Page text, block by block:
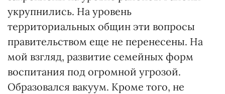
укрупнились. На уровень
территориальных общин эти вопросы
правительством еще не перенесены. На
мой взгляд, развитие семейных форм
воспитания под огромной угрозой.
Образовался вакуум. Кроме того, не